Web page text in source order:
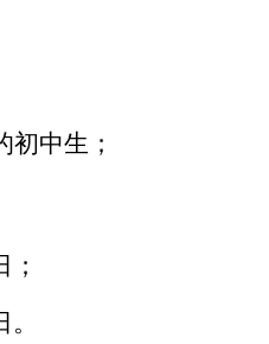
初中生；
；